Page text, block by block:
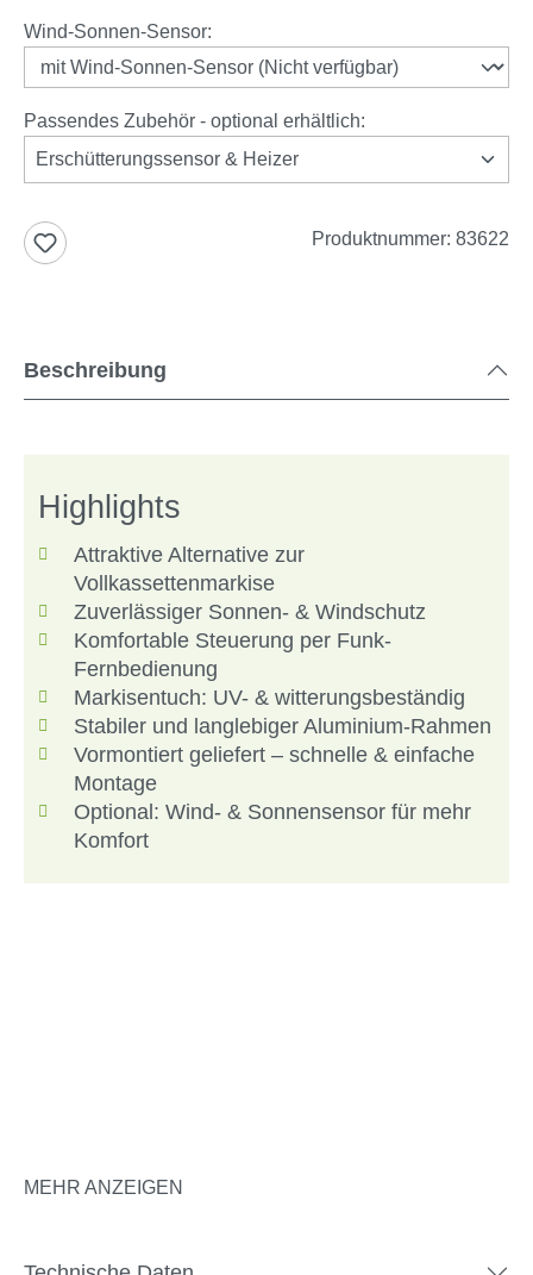
Wind-Sonnen-Sensorauswählen
:
Passendes Zubehör - optional erhältlich:
Erschütterungssensor & Heizer
Produktnummer: 83622
Beschreibung
Highlights
Attraktive Alternative zur
Vollkassettenmarkise
Zuverlässiger Sonnen- & Windschutz
Komfortable Steuerung per Funk-
Fernbedienung
Markisentuch: UV- & witterungsbeständig
Stabiler und langlebiger Aluminium-Rahmen
Vormontiert geliefert – schnelle & einfache
Montage
Optional: Wind- & Sonnensensor für mehr
Komfort
MEHR ANZEIGEN